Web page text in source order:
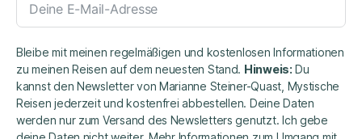
Bleibe mit meinen regelmäßigen und kostenlosen Informationen
zu meinen Reisen auf dem neuesten Stand. Hinweis: Du
kannst den Newsletter von Marianne Steiner-Quast, Mystische
Reisen jederzeit und kostenfrei abbestellen. Deine Daten
werden nur zum Versand des Newsletters genutzt. Ich gebe